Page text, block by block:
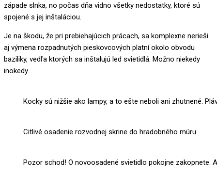
západe slnka, no počas dňa vidno všetky nedostatky, ktoré sú
spojené s jej inštaláciou.
Je na škodu, že pri prebiehajúcich prácach, sa komplexne nerieši
aj výmena rozpadnutých pieskovcových platní okolo obvodu
baziliky, vedľa ktorých sa inštalujú led svietidlá. Možno niekedy
inokedy…
Kocky sú nižšie ako lampy, a to ešte neboli ani zhutnené.
Citlivé osadenie rozvodnej skrine do hradobného múru.
Pozor schod! O novoosadené svietidlo pokojne zakopnete.